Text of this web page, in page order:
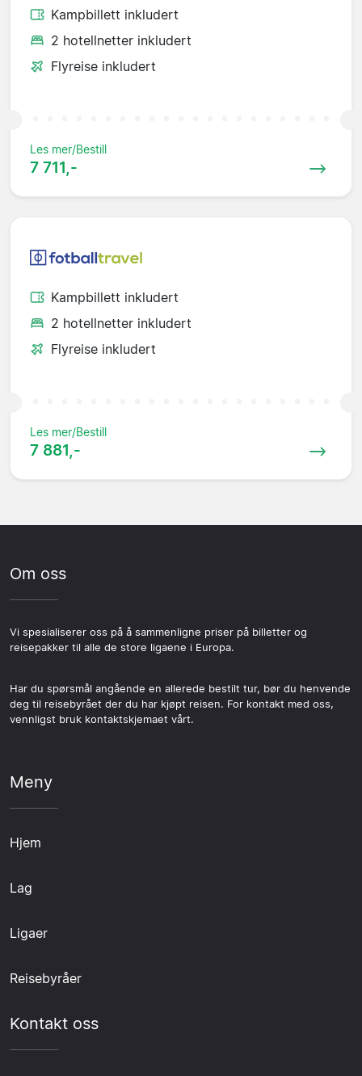
Kampbillett inkludert
2 hotellnetter inkludert
Flyreise inkludert
Les mer/Bestill
7 711,-
Kampbillett inkludert
2 hotellnetter inkludert
Flyreise inkludert
Les mer/Bestill
7 881,-
Om oss
Vi spesialiserer oss på å sammenligne priser på billetter og
reisepakker til alle de store ligaene i Europa.
Har du spørsmål angående en allerede bestilt tur, bør du henvende
deg til reisebyrået der du har kjøpt reisen. For kontakt med oss,
vennligst bruk kontaktskjemaet vårt.
Meny
Hjem
Lag
Ligaer
Reisebyråer
Kontakt oss